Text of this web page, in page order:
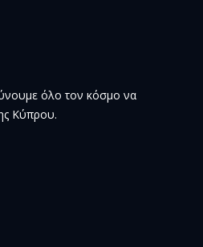
όλο τον κόσμο να
Κύπρου.